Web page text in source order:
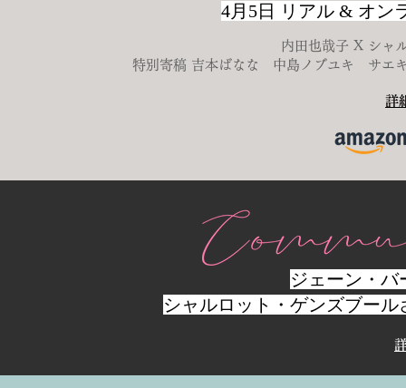
4月5日 リアル & オン
内田也哉子 X シャ
特別寄稿 吉本ばなな 中島ノブユキ サエ
詳
ジェーン・バ
シャルロット・ゲンズブー